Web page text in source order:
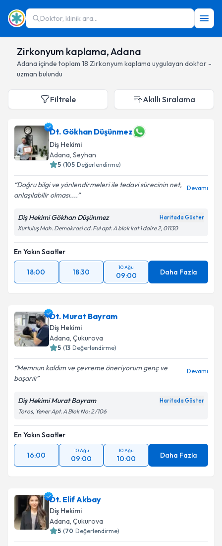
Doktor, klinik ara...
Zirkonyum kaplama, Adana
Adana içinde toplam 18 Zirkonyum kaplama uygulayan doktor -
uzman bulundu
Filtrele Akıllı Sıralama
Dt. Gökhan Düşünmez
Diş Hekimi
Adana, Seyhan
5 (105 Değerlendirme)
Doğru bilgi ve yönlendirmeleri ile tedavi sürecinin net,
anlaşılabilir olması....
Devamı
Diş Hekimi Gökhan Düşünmez Haritada Göster
Kurtuluş Mah. Demokrasi cd. Ful apt. A blok kat 1 daire 2, 01130
En Yakın Saatler
18:00 18:30
10 Ağu
09:00 Daha Fazla
Dt. Murat Bayram
Diş Hekimi
Adana, Çukurova
5 (13 Değerlendirme)
Memnun kaldım ve çevreme öneriyorum genç ve
başarılı
Devamı
Diş Hekimi Murat Bayram Haritada Göster
Toros, Yener Apt. A Blok No: 2 /106
En Yakın Saatler
16:00
10 Ağu
09:00
10 Ağu
10:00 Daha Fazla
Dt. Elif Akbay
Diş Hekimi
Adana, Çukurova
5 (70 Değerlendirme)